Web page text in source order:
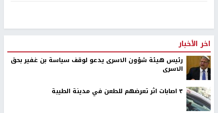
اخر الأخبار
رئيس هيئة شؤون الاسرى يدعو لوقف سياسة بن غفير بحق
الاسرى
٣ اصابات اثر تعرضهم للطعن في مدينة الطيبة